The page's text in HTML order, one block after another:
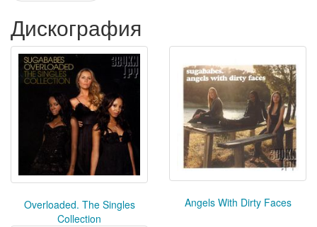
Дискография
Overloaded. The Singles
Collection
Angels With Dirty Faces